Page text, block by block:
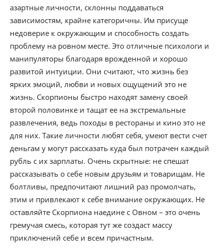
азартные личности, склонны поддаваться
зависимостям, крайне категоричны. Им присуще
недоверие к окружающим и способность создать
проблему на ровном месте. Это отличные психологи и
манипуляторы благодаря врожденной и хорошо
развитой интуиции. Они считают, что жизнь без
ярких эмоций, любви и новых ощущений это не
жизнь. Скорпионы быстро находят замену своей
второй половинке и тащат ее на экстремальные
развлечения, ведь походы в рестораны и кино это не
для них. Такие личности любят себя, умеют вести счет
деньгам у могут рассказать куда был потрачен каждый
рубль с их зарплаты. Очень скрытные: не спешат
рассказывать о себе новым друзьям и товарищам. Не
болтливы, предпочитают лишний раз промолчать,
этим и привлекают к себе внимание окружающих. Не
оставляйте Скорпиона наедине с Овном – это очень
гремучая смесь, которая тут же создаст массу
приключений себе и всем причастным.